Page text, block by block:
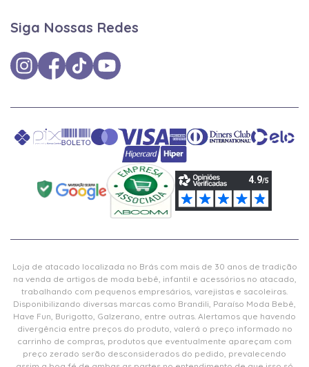
Siga Nossas Redes
Loja de atacado localizada no Brás com mais de 30 anos de tradição
na venda de artigos de moda bebê, infantil e acessórios no atacado,
trabalhando com pequenos empresários, varejistas e sacoleiras.
Disponibilizando diversas marcas como Brandili, Paraíso Moda Bebê,
Have Fun, Burigotto, Galzerano, entre outras. Alertamos que havendo
divergência entre preços do produto, valerá o preço informado no
carrinho de compras, produtos que eventualmente apareçam com
preço zerado serão desconsiderados do pedido, prevalecendo